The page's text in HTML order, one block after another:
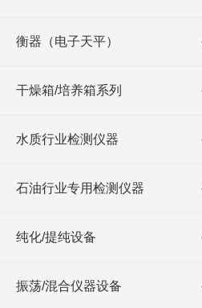
衡器（电子天平）
干燥箱/培养箱系列
水质行业检测仪器
石油行业专用检测仪器
纯化/提纯设备
振荡/混合仪器设备